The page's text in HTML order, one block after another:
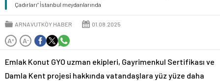
Çadırları” İstanbul meydanlarında
ARNAVUTKÖY HABER 01.08.2025
A+ A-
Emlak Konut GYO uzman ekipleri, Gayrimenkul Sertifikası ve
Damla Kent projesi hakkında vatandaşlara yüz yüze daha